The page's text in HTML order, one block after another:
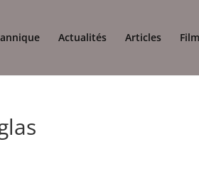
Actualités Articles